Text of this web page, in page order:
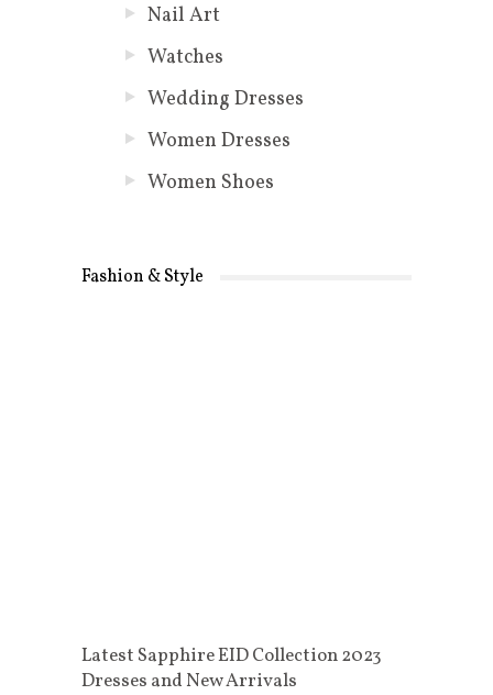
Nail Art
Watches
Wedding Dresses
Women Dresses
Women Shoes
Fashion & Style
Latest Sapphire EID Collection 2023
Dresses and New Arrivals